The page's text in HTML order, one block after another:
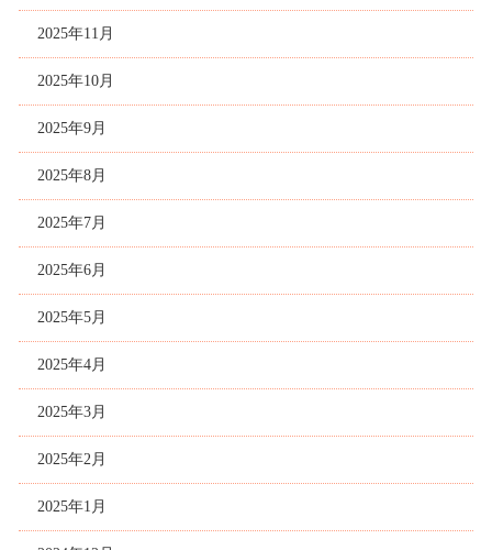
2025年11月
2025年10月
2025年9月
2025年8月
2025年7月
2025年6月
2025年5月
2025年4月
2025年3月
2025年2月
2025年1月